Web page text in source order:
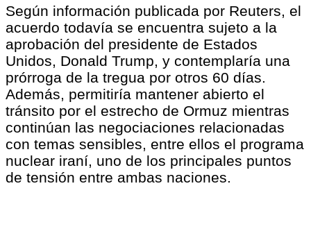
Según información publicada por Reuters, el
acuerdo todavía se encuentra sujeto a la
aprobación del presidente de Estados
Unidos, Donald Trump, y contemplaría una
prórroga de la tregua por otros 60 días.
Además, permitiría mantener abierto el
tránsito por el estrecho de Ormuz mientras
continúan las negociaciones relacionadas
con temas sensibles, entre ellos el programa
nuclear iraní, uno de los principales puntos
de tensión entre ambas naciones.